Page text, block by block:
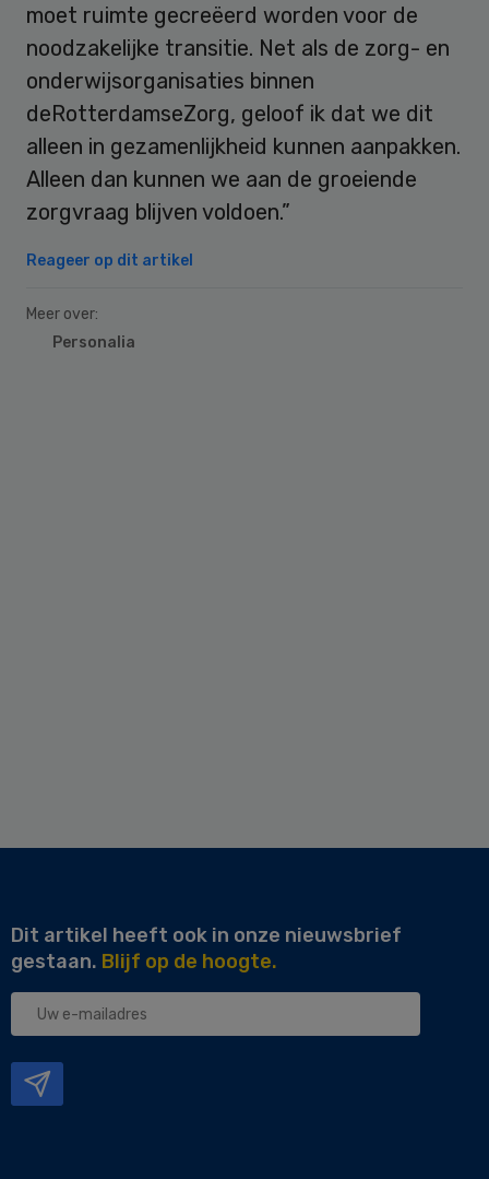
moet ruimte gecreëerd worden voor de
noodzakelijke transitie. Net als de zorg- en
onderwijsorganisaties binnen
deRotterdamseZorg, geloof ik dat we dit
alleen in gezamenlijkheid kunnen aanpakken.
Alleen dan kunnen we aan de groeiende
zorgvraag blijven voldoen.”
Reageer op dit artikel
Meer over:
Personalia
Dit artikel heeft ook in onze nieuwsbrief
gestaan. Blijf op de hoogte.
Uw